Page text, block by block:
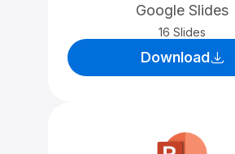
Google Slides
16 Slides
Download